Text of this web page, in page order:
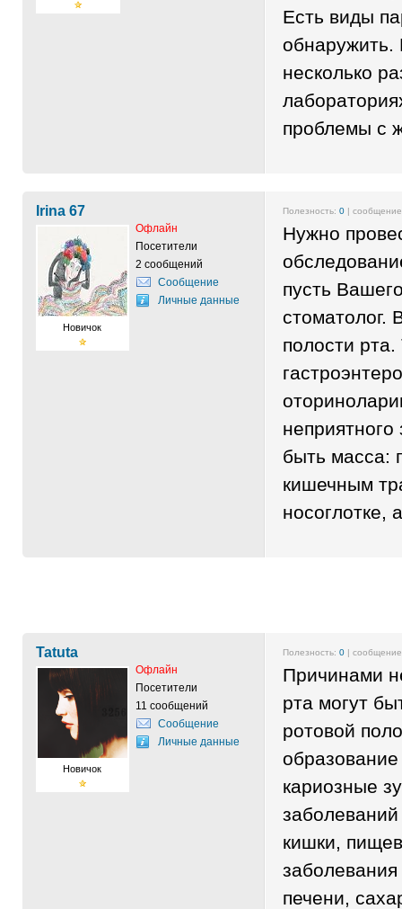
Есть виды
обнаружить.
несколько
проблемы с
Irina 67
Новичок
Офлайн
Посетители
2 сообщений
Сообщение
Личные данные
Полезность: 0 |
Нужно
пусть
стоматолог.
полости
быть масса:
кишечным
носоглотке,
Tatuta
Новичок
Офлайн
Посетители
11 сообщений
Сообщение
Личные данные
Полезность: 0 |
Причинами
рта могут
ротовой
кариозные
кишки,
заболевания
печени,